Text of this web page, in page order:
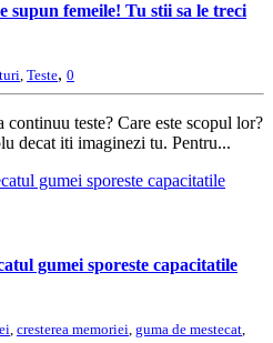
supun femeile! Tu stii sa le treci
, Teste, 0
continuu teste? Care este scopul lor?
decat iti imaginezi tu. Pentru...
gumei sporeste capacitatile
cresterea memoriei guma de mestecat